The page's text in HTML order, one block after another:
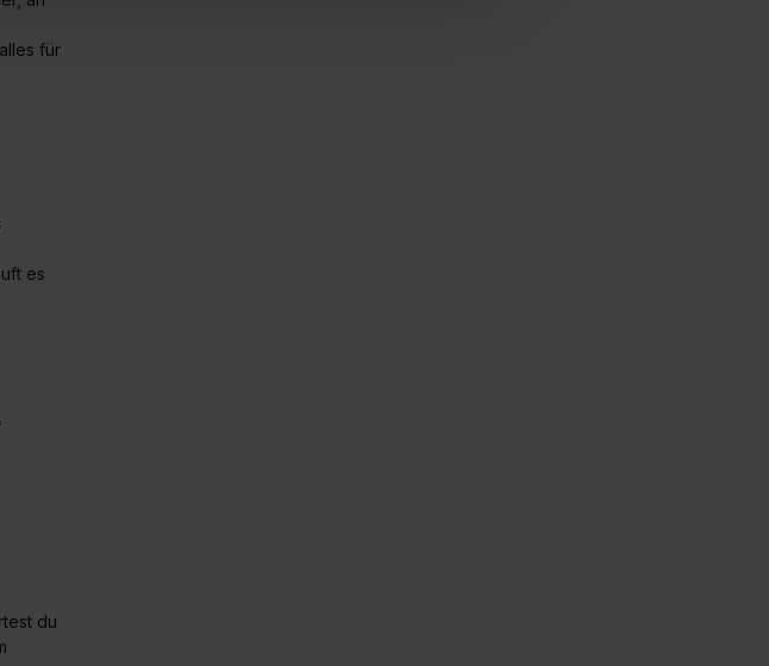
„Statistiken“ und „Social Media und Marketing“
USA (Art. 49 Abs. 1 S. 1 lit. a) DS-GVO). Die USA
II). Du kannst die von dir erteilte Einwilligung
für
es
du